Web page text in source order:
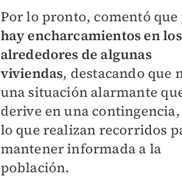
Por lo pronto, comentó que
hay encharcamientos en los
alrededores de algunas
viviendas, destacando que
una situación alarmante
derive en una
lo que realizan recorridos
mantener informada a la
población.